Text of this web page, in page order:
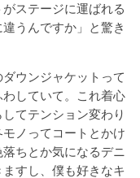
ステージに運ばれる
うんですか」と驚き
ウンジャケットって
していて。これ着心
てテンション変わり
ノってコートとかけ
ちとか気になるデニ
すし、僕も好きなキ